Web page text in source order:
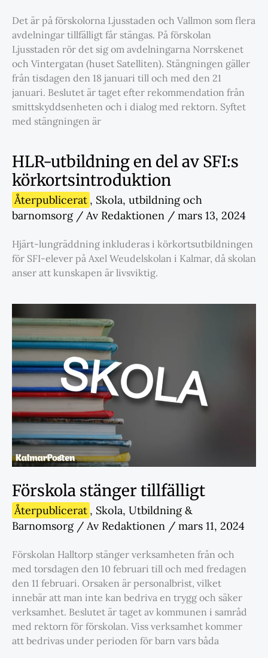
Det är på förskolorna Ljusstaden och Vallmon som flera
avdelningar tillfälligt får stängas. På förskolan
Ljusstaden rör det sig om avdelningarna Norrskenet
och Vintergatan (huset Satelliten). Stängningen gäller
från tisdagen den 18 januari till och med den 21
januari. Beslutet är taget efter rekommendation från
smittskyddsenheten och i dialog med rektorn. Syftet
med stängningen är
HLR-utbildning en del av SFI:s
körkortsintroduktion
Återpublicerat , Skola, utbildning och
barnomsorg/ Av Redaktionen / mars 13, 2024
Hjärt-lungräddning inkluderas i körkortsutbildningen
för SFI-elever på Axel Weudelskolan i Kalmar, då skolan
anser att kunskapen är livsviktig.
Förskola stänger tillfälligt
Återpublicerat , Skola, Utbildning &
Barnomsorg/ Av Redaktionen / mars 11, 2024
Förskolan Halltorp stänger verksamheten från och
med torsdagen den 10 februari till och med fredagen
den 11 februari. Orsaken är personalbrist, vilket
innebär att man inte kan bedriva en trygg och säker
verksamhet. Beslutet är taget av kommunen i samråd
med rektorn för förskolan. Viss verksamhet kommer
att bedrivas under perioden för barn vars båda